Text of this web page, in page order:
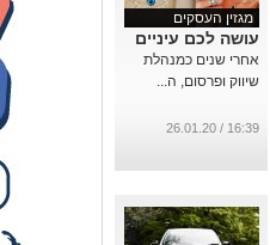
מגזין העסקים
עושה לכם עיניים
אחרי שנים כמנהלת
שיווק ופרסום, ה...
16:39 / 26.01.20